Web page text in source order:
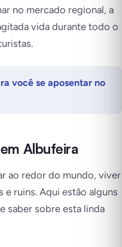
no mercado regional, a
vida durante todo o
você se aposentar no
Albufeira
ao redor do mundo, viver
ruins. Aqui estão alguns
saber sobre esta linda